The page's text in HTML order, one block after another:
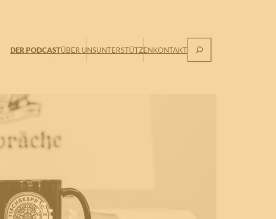
DER PODCASTÜBER UNSUNTERSTÜTZENKONTAKT
Suchen